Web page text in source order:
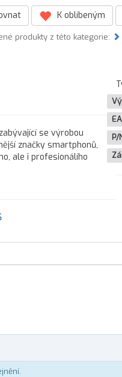
K oblíbeným
produkty z této kategorie:
se výrobou
značky smartphonů,
ale i profesionálího
P/